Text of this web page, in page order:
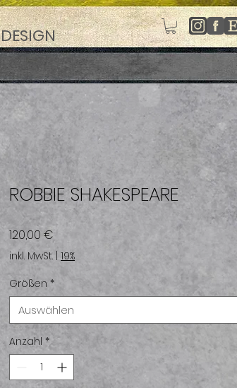
DESIGN
ROBBIE SHAKESPEARE
120,00 € Preis
inkl. MwSt. | 19%
Größen *
Auswählen
Anzahl *